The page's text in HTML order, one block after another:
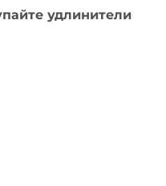
удлинители